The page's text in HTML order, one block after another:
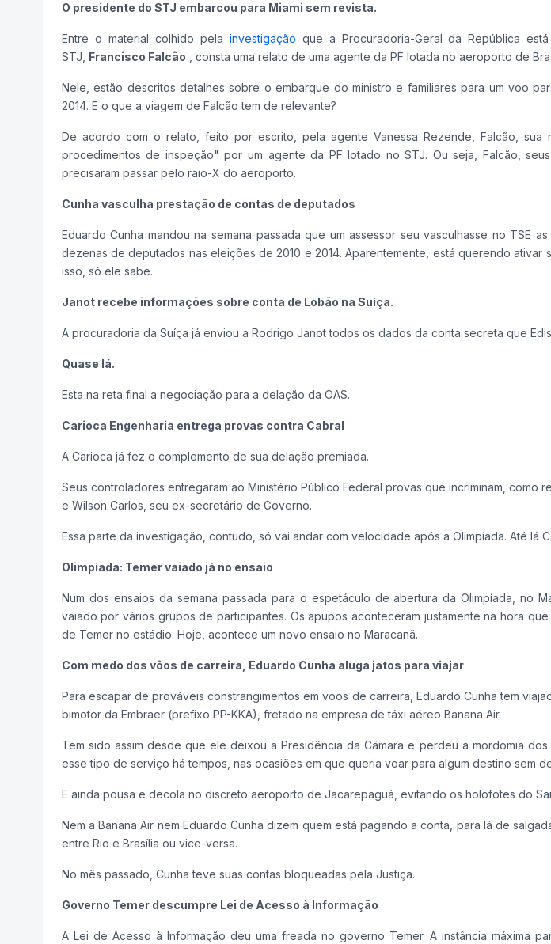
O presidente do STJ embarcou para Miami sem revista.
Entre o material colhido pela investigação que a Procuradoria-Geral da República
STJ, Francisco Falcão , consta uma relato de uma agente da PF lotada no aeroporto de
Nele, estão descritos detalhes sobre o embarque do ministro e familiares para um voo
2014. E o que a viagem de Falcão tem de relevante?
De acordo com o relato, feito por escrito, pela agente Vanessa Rezende, Falcão, sua
procedimentos de inspeção" por um agente da PF lotado no STJ. Ou seja, Falcão,
precisaram passar pelo raio-X do aeroporto.
Cunha vasculha prestação de contas de deputados
Eduardo Cunha mandou na semana passada que um assessor seu vasculhasse no TSE
dezenas de deputados nas eleições de 2010 e 2014. Aparentemente, está querendo ativar
isso, só ele sabe.
Janot recebe informações sobre conta de Lobão na Suíça.
A procuradoria da Suíça já enviou a Rodrigo Janot todos os dados da conta secreta que
Quase lá.
Esta na reta final a negociação para a delação da OAS.
Carioca Engenharia entrega provas contra Cabral
A Carioca já fez o complemento de sua delação premiada.
Seus controladores entregaram ao Ministério Público Federal provas que incriminam, como
e Wilson Carlos, seu ex-secretário de Governo.
Essa parte da investigação, contudo, só vai andar com velocidade após a Olimpíada. Até lá
Olimpíada: Temer vaiado já no ensaio
Num dos ensaios da semana passada para o espetáculo de abertura da Olimpíada, no
vaiado por vários grupos de participantes. Os apupos aconteceram justamente na hora
de Temer no estádio. Hoje, acontece um novo ensaio no Maracanã.
Com medo dos vôos de carreira, Eduardo Cunha aluga jatos para viajar
Para escapar de prováveis constrangimentos em voos de carreira, Eduardo Cunha tem
bimotor da Embraer (prefixo PP-KKA), fretado na empresa de táxi aéreo Banana Air.
Tem sido assim desde que ele deixou a Presidência da Câmara e perdeu a mordomia dos
esse tipo de serviço há tempos, nas ocasiões em que queria voar para algum destino sem
E ainda pousa e decola no discreto aeroporto de Jacarepaguá, evitando os holofotes do
Nem a Banana Air nem Eduardo Cunha dizem quem está pagando a conta, para lá de
entre Rio e Brasília ou vice-versa.
No mês passado, Cunha teve suas contas bloqueadas pela Justiça.
Governo Temer descumpre Lei de Acesso à Informação
A Lei de Acesso à Informação deu uma freada no governo Temer. A instância máxima